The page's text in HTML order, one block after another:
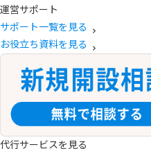
運営サポート
サポート一覧を見る
お役立ち資料を見る
代行サービスを見る